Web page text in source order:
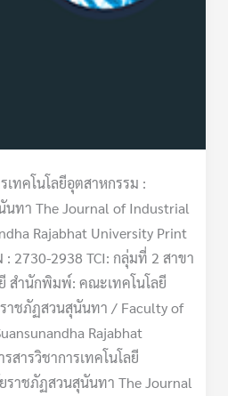
เทคโนโลยีอุตสาหกรรม :
ทา The Journal of Industrial
Rajabhat University Print
: 2730-2938 TCI: กลุ่มที่ 2 สาขา
สำนักพิมพ์: คณะเทคโนโลยี
าชภัฏสวนสุนันทา / Faculty of
Rajabhat
สารวิชาการเทคโนโลยี
ราชภัฏสวนสุนันทา The Journal